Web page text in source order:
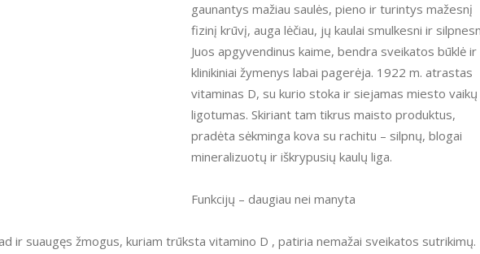
gaunantys mažiau saulės, pieno ir turintys mažesnį
fizinį krūvį, auga lėčiau, jų kaulai smulkesni ir
Juos apgyvendinus kaime, bendra sveikatos būklė ir
klinikiniai žymenys labai pagerėja. 1922 m. atrastas
vitaminas D, su kurio stoka ir siejamas miesto vaikų
ligotumas. Skiriant tam tikrus maisto produktus,
pradėta sėkminga kova su rachitu – silpnų, blogai
mineralizuotų ir iškrypusių kaulų liga.
Funkcijų – daugiau nei manyta
ir suaugęs žmogus, kuriam trūksta vitamino D , patiria nemažai sveikatos sutrikimų.